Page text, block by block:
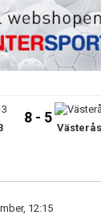
8 - 5
12:15